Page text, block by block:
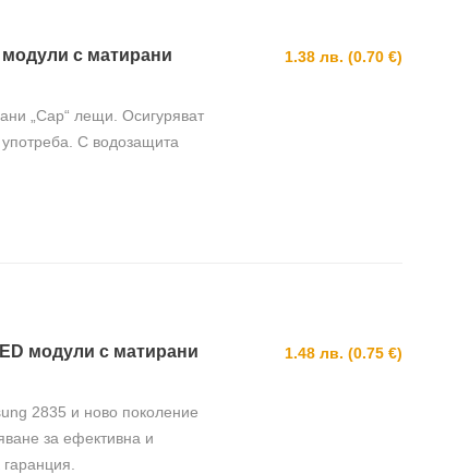
модули с матирани
„Cap“ лещи. Осигуряват
С водозащита
1.38 лв. (0.70 €)
модули с матирани
2835 и ново поколение
за ефективна и
1.48 лв. (0.75 €)